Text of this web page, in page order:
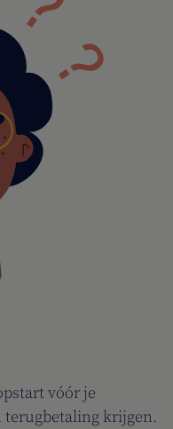
vóór je
terugbetaling krijgen.